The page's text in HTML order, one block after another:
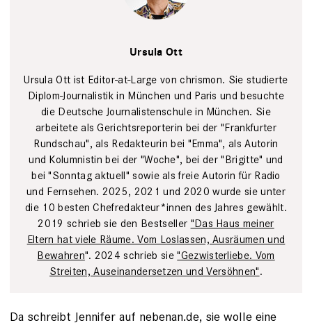
Ursula Ott
Ursula Ott ist Editor-at-Large von chrismon. Sie studierte
Diplom-Journalistik in München und Paris und besuchte
die Deutsche Journalistenschule in München. Sie
arbeitete als Gerichtsreporterin bei der "Frankfurter
Rundschau", als Redakteurin bei "Emma", als Autorin
und Kolumnistin bei der "Woche", bei der "Brigitte" und
bei "Sonntag aktuell" sowie als freie Autorin für Radio
und Fernsehen. 2025, 2021 und 2020 wurde sie unter
die 10 besten Chefredakteur*innen des Jahres gewählt.
2019 schrieb sie den Bestseller "Das Haus meiner
Eltern hat viele Räume. Vom Loslassen, Ausräumen und
Bewahren". 2024 schrieb sie"Gezwisterliebe. Vom
Streiten, Auseinandersetzen und Versöhnen".
Da schreibt Jennifer auf nebenan.de, sie wolle eine